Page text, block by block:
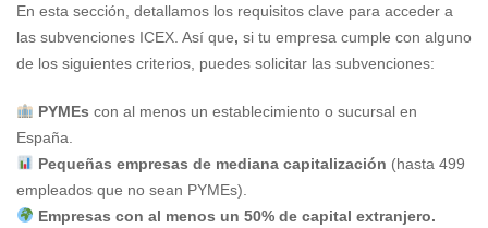
En esta sección, detallamos los requisitos clave para acceder a
las subvenciones ICEX. Así que, si tu empresa cumple con alguno
de los siguientes criterios, puedes solicitar las subvenciones:
PYMEs con al menos un establecimiento o sucursal en
España.
Pequeñas empresas de mediana capitalización (hasta 499
empleados que no sean PYMEs).
Empresas con al menos un 50% de capital extranjero.